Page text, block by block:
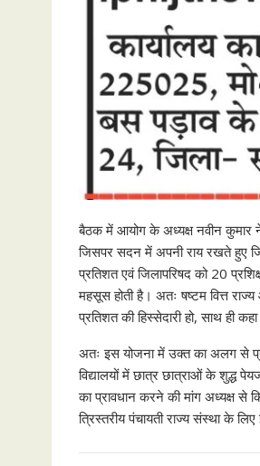
बैठक में आयोग के अध्यक्ष नवीन कुमार ने
जिसपर सदन में अपनी राय रखते हुए
प्रतिशत एवं जिलापरिषद को 20
महसूस होती है। अतः षष्टम वित्त
प्रतिशत की हिस्सेदारी हो, साथ ही
अतः इस योजना में उक्त का अलग से
विद्यालयों में छात्र छात्राओं के शुद्ध
का प्रावधान करने की मांग अध्यक्ष से
त्रिस्तरीय पंचायती राज्य संस्था के